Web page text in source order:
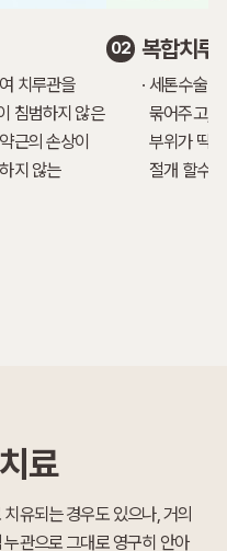
치루관을
침범하지 않은
근의 손상이
지 않는
02 복합치루
· 세톤수술법
묶어주고,
부위가 딱
절개 할수
료
유되는 경우도 있으나, 거의
관으로 그대로 영구히 안아